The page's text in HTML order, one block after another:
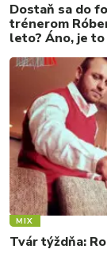
Dostaň sa do
trénerom
leto? Áno, je to
MIX
Tvár týždňa: